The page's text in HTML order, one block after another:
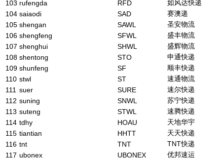
103 rufengda RFD
如风达快递
104 saiaodi SAD
赛澳递
105 shengan SAWL
圣安物流
106 shengfeng SFWL
盛丰物流
107 shenghui SHWL
盛辉物流
108 shentong STO
申通快递
109 shunfeng SF
顺丰快递
110 stwl ST
速通物流
111 suer SURE
速尔快递
112 suning SNWL
苏宁快递
113 suteng STWL
速腾快递
114 tdhy HOAU
天地华宇
115 tiantian HHTT
天天快递
116 tnt TNT
TNT快递
117 ubonex UBONEX
优邦速运